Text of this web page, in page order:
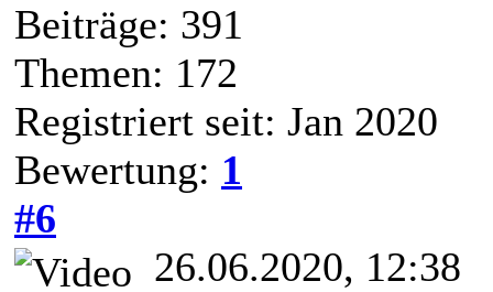
Beiträge: 391
Themen: 172
Registriert seit: Jan 2020
Bewertung: 1
#6
26.06.2020, 12:38